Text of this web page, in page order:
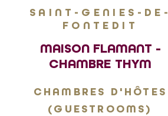
SAINT-GENIES-DE-
FONTEDIT
MAISON FLAMANT -
CHAMBRE THYM
CHAMBRES D'HÔTES
(GUESTROOMS)